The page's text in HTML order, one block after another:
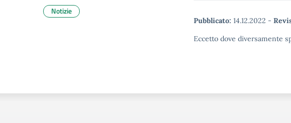
Pubblicato: 14.12.2022 -
Eccetto dove diversamente
Notizie